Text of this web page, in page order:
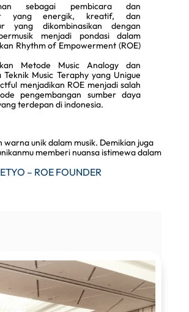
sebagai pembicara dan
yang energik, kreatif, dan
yang dikombinasikan dengan
menjadi pondasi dalam
Rhythm of Empowerment (ROE)
Metode Music Analogy dan
Teknik Music Teraphy yang Unigue
menjadikan ROE menjadi salah
pengembangan sumber daya
terdepan di indonesia.
warna unik dalam musik. Demikian juga
memberi nuansa istimewa dalam
– ROE FOUNDER